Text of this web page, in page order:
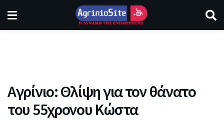
Αγρίνιο: Θλίψη για τον θάνατο
του 55χρονου Κώστα